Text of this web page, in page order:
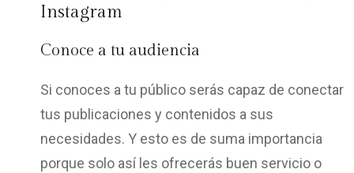
Instagram
Conoce a tu audiencia
Si conoces a tu público serás capaz de conectar
tus publicaciones y contenidos a sus
necesidades. Y esto es de suma importancia
porque solo así les ofrecerás buen servicio o